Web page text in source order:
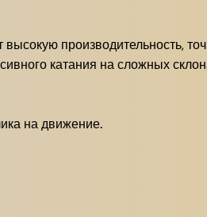
производительность,
катания на сложных
на движение.